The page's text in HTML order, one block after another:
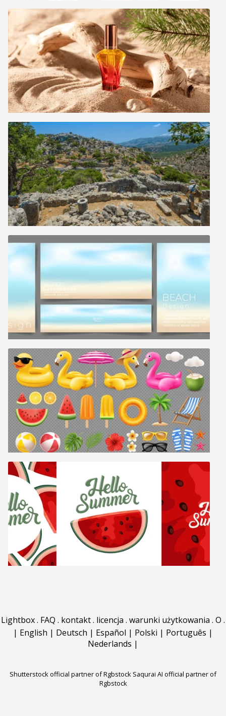
Lightbox. FAQ . kontakt. licencja . warunki użytkowania . O .
| English | Deutsch | Español | Polski | Português |
Nederlands |
Shutterstock official partner of Rgbstock Saqurai AI official partner of
Rgbstock